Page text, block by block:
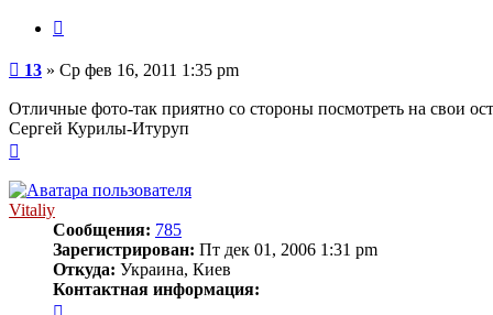
Сообщение
13 » Ср фев 16, 2011 1:35 pm
Отличные фото-так приятно со стороны посмотреть на свои
Сергей Курилы-Итуруп
началу
Vitaliy
Сообщения: 785
Зарегистрирован: Пт дек 01, 2006 1:31 pm
Откуда: Украина, Киев
Контактная информация: